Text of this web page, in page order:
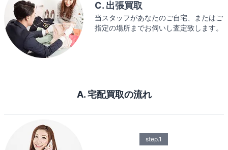
C. 出張買取
当スタッフがあなたのご自宅、またはご
指定の場所までお伺いし査定致します。
A. 宅配買取の流れ
step.1